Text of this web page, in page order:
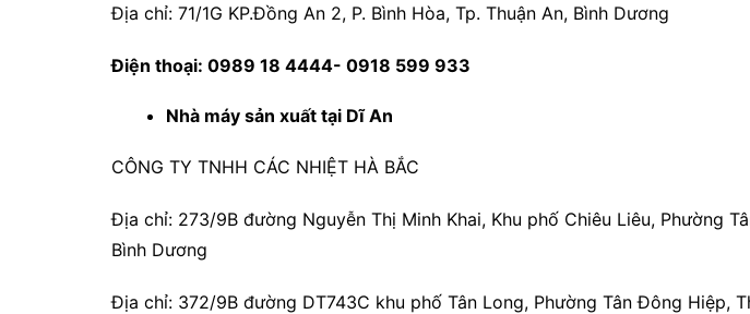
Địa chỉ: 71/1G KP.Đồng An 2, P. Bình Hòa, Tp. Thuận An, Bình Dương
Điện thoại: 0989 18 4444- 0918 599 933
Nhà máy sản xuất tại Dĩ An
CÔNG TY TNHH CÁC NHIỆT HÀ BẮC
Địa chỉ: 273/9B đường Nguyễn Thị Minh Khai, Khu phố Chiêu Liêu, Phường
Bình Dương
Địa chỉ: 372/9B đường DT743C khu phố Tân Long, Phường Tân Đông Hiệp,